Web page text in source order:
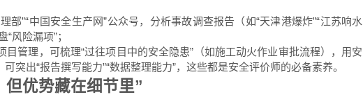
部”“中国安全生产网”公众号，分析事故调查报告（如“天津港爆炸”“江苏响水
风险漏项”；
目管理，可梳理“过往项目中的安全隐患”（如施工动火作业审批流程），用安
突出“报告撰写能力”“数据整理能力”，这些都是安全评价师的必备素养。
优势藏在细节里”